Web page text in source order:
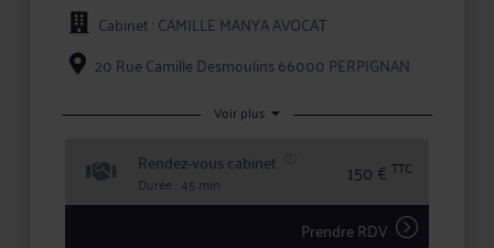
Le champ d'exercice de Maître MANYA s'étend des
prestations de conseil, comme les consultations
juridiques, aux mandats de représentation lors d'une
procédure, en passant par la prise en charge des
démarches et formalités afférentes à chaque dossier.
Maître MANYA s'efforce de créer une relation de
mettre en œuvre la meilleure stratégie possible, et
lors de litiges, défendre leurs intérêts avec ténacité et
efficacité.
Cabinet : CAMILLE MANYA AVOCAT
20 Rue Camille Desmoulins 66000 PERPIGNAN
Voir plus
Rendez-vous cabinet
Durée : 45 min 150 € TTC
Prendre RDV